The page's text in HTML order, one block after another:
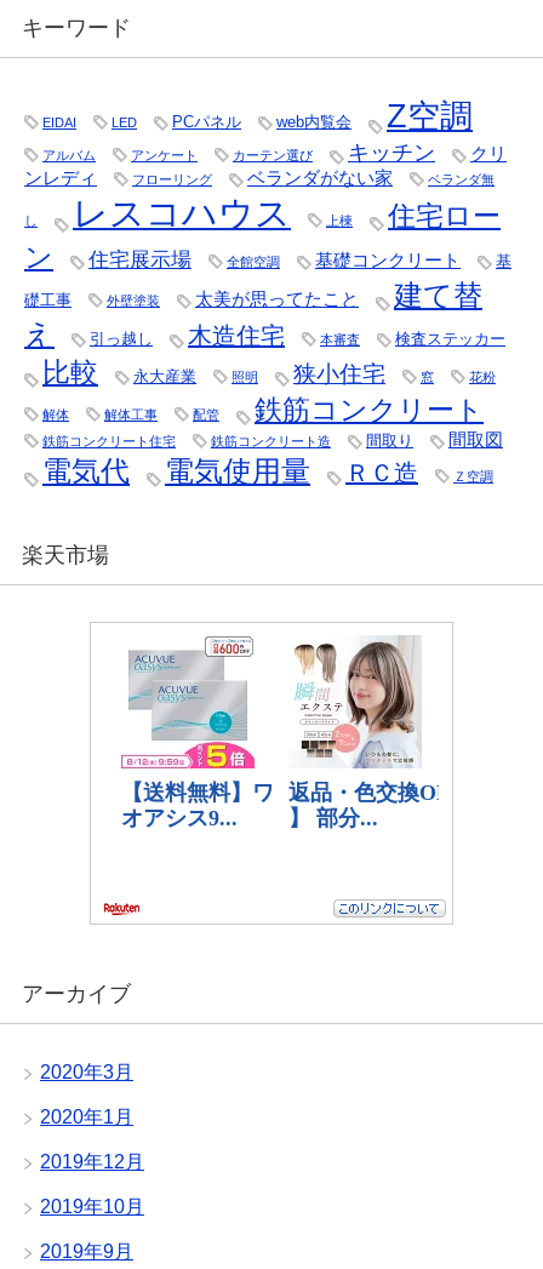
キーワード
EIDAI LED PCパネル web内覧会 Z空調
アルバム アンケート カーテン選び キッチン
クリ
ンレディ
フローリング ベランダがない家 ベランダ無
し レスコハウス 上棟
住宅ロー
ン
住宅展示場 全館空調 基礎コンクリート 基
礎工事 外壁塗装 太美が思ってたこと
建て替
え
引っ越し 木造住宅 本審査 検査ステッカー
比較 永大産業 照明 狭小住宅 窓 花粉
解体 解体工事 配管 鉄筋コンクリート
鉄筋コンクリート住宅 鉄筋コンクリート造 間取り 間取図
電気代 電気使用量 ＲＣ造 Ｚ空調
楽天市場
アーカイブ
2020年3月
2020年1月
2019年12月
2019年10月
2019年9月